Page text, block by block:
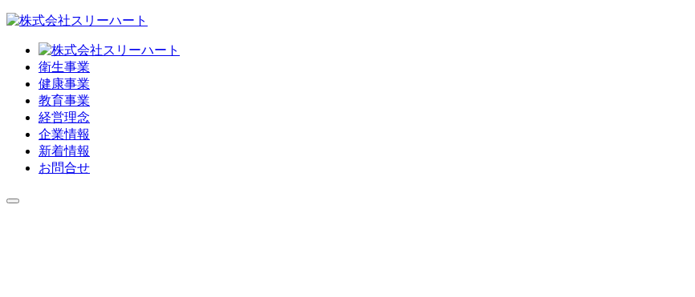
衛生事業
健康事業
教育事業
経営理念
企業情報
新着情報
お問合せ